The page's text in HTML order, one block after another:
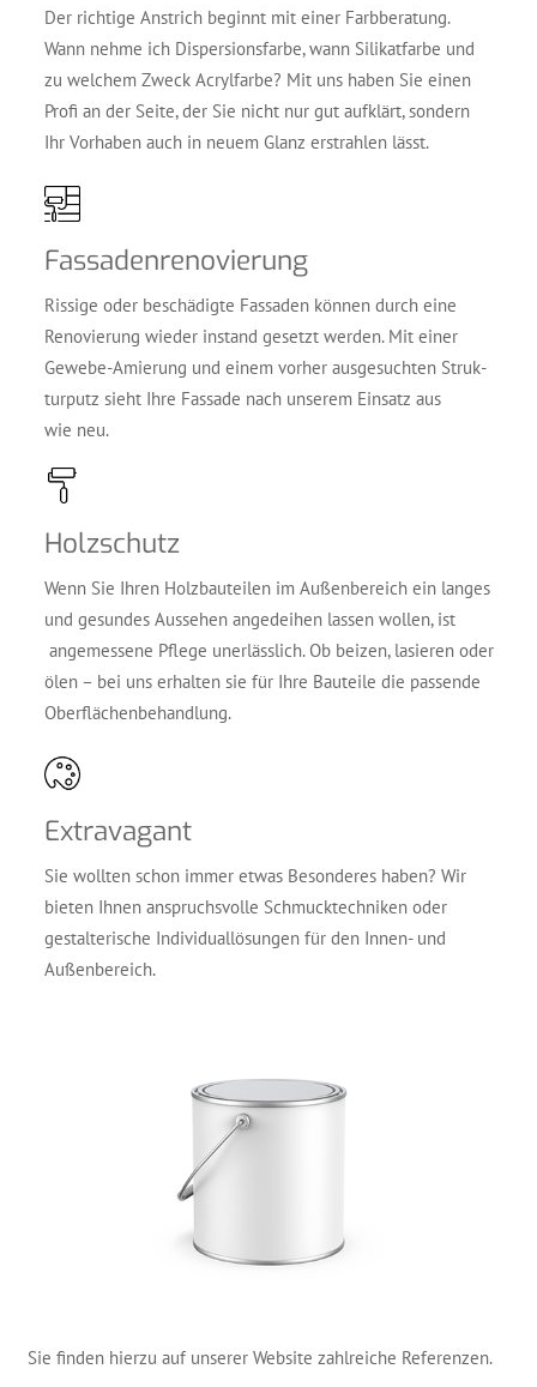
Der rich­ti­ge Anstrich beginnt mit einer Farb­be­ra­tung.
Wann neh­me ich Disper­si­ons­far­be, wann Sili­kat­far­be und
zu wel­chem Zweck Acryl­far­be? Mit uns haben Sie einen
Pro­fi an der Sei­te, der Sie nicht nur gut auf­klärt, son­dern
Ihr Vor­ha­ben auch in neu­em Glanz erstrah­len lässt.
Fas­sa­den­re­no­vie­rung
Ris­si­ge oder beschä­dig­te Fas­sa­den kön­nen durch eine
Reno­vie­rung wie­der instand gesetzt wer­den. Mit einer
Gewe­be-Amie­rung und einem vor­her aus­ge­such­ten Struk­
tur­putz sieht Ihre Fas­sa­de nach unse­rem Ein­satz aus
wie neu.
Holz­schutz
Wenn Sie Ihren Holz­bau­tei­len im Außen­be­reich ein lan­ges
und gesun­des Aus­se­hen ange­dei­hen las­sen wol­len, ist
ange­mes­se­ne Pfle­ge uner­läss­lich. Ob bei­zen, lasie­ren oder
ölen – bei uns erhal­ten sie für Ihre Bau­tei­le die pas­sen­de
Oberflächenbehandlung.
Extra­va­gant
Sie woll­ten schon immer etwas Beson­de­res haben? Wir
bie­ten Ihnen anspruchs­vol­le Schmuck­tech­ni­ken oder
gestal­te­ri­sche Indi­vi­du­al­lö­sun­gen für den Innen- und
Außenbereich.
Sie fin­den hier­zu auf unse­rer Web­site zahl­rei­che Referenzen.